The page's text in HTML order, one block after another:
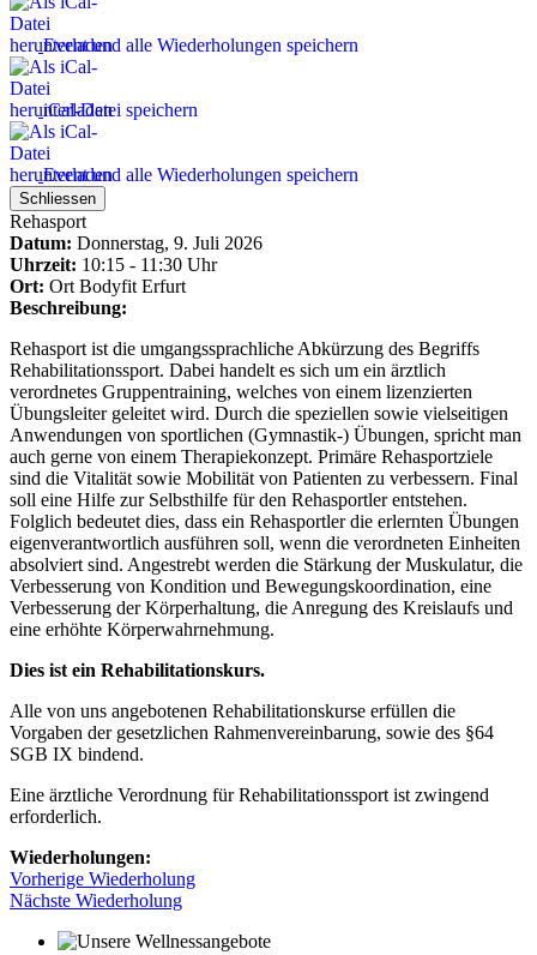
Event und alle Wiederholungen speichern
iCal-Datei speichern
Event und alle Wiederholungen speichern
Schliessen
Rehasport
Datum: Donnerstag, 9. Juli 2026
Uhrzeit: 10:15 - 11:30 Uhr
Ort: Ort Bodyfit Erfurt
Beschreibung:
Rehasport ist die umgangssprachliche Abkürzung des Begriffs
Rehabilitationssport. Dabei handelt es sich um ein ärztlich
verordnetes Gruppentraining, welches von einem lizenzierten
Übungsleiter geleitet wird. Durch die speziellen sowie vielseitigen
Anwendungen von sportlichen (Gymnastik-) Übungen, spricht man
auch gerne von einem Therapiekonzept. Primäre Rehasportziele
sind die Vitalität sowie Mobilität von Patienten zu verbessern. Final
soll eine Hilfe zur Selbsthilfe für den Rehasportler entstehen.
Folglich bedeutet dies, dass ein Rehasportler die erlernten Übungen
eigenverantwortlich ausführen soll, wenn die verordneten Einheiten
absolviert sind. Angestrebt werden die Stärkung der Muskulatur, die
Verbesserung von Kondition und Bewegungskoordination, eine
Verbesserung der Körperhaltung, die Anregung des Kreislaufs und
eine erhöhte Körperwahrnehmung.
Dies ist ein Rehabilitationskurs.
Alle von uns angebotenen Rehabilitationskurse erfüllen die
Vorgaben der gesetzlichen Rahmenvereinbarung, sowie des §64
SGB IX bindend.
Eine ärztliche Verordnung für Rehabilitationssport ist zwingend
erforderlich.
Wiederholungen:
Vorherige Wiederholung
Nächste Wiederholung